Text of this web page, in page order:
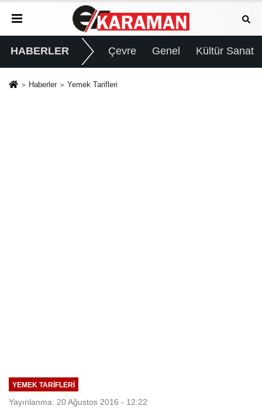
HABERLER Çevre Genel Kültür Sanat
Haberler Yemek Tarifleri
YEMEK TARIFLERI
Yayınlanma: 20 Ağustos 2016 - 12:22